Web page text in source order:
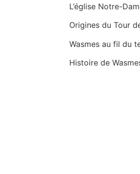
L’église Notre-
Origines du Tour
Wasmes au fil du
Histoire de